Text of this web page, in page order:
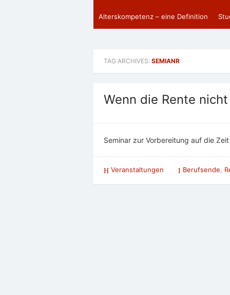
Alterskompetenz – eine Definition
TAG ARCHIVES: SEMIANR
Wenn die Rente
Seminar zur Vorbereitung auf die
Veranstaltungen Berufsende